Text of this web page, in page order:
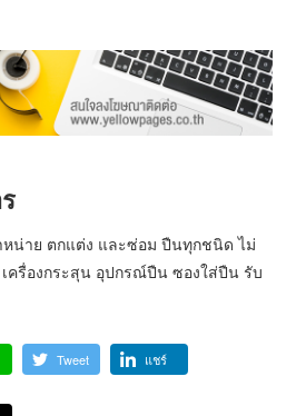
น่าย ตกแต่ง และซ่อม ปืนทุกชนิด ไม่
ครื่องกระสุน อุปกรณ์ปืน ซองใส่ปืน รับ
Tweet แชร์